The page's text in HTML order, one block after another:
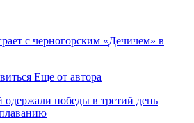
с черногорским «Дечичем» в
Еще от автора
победы в третий день